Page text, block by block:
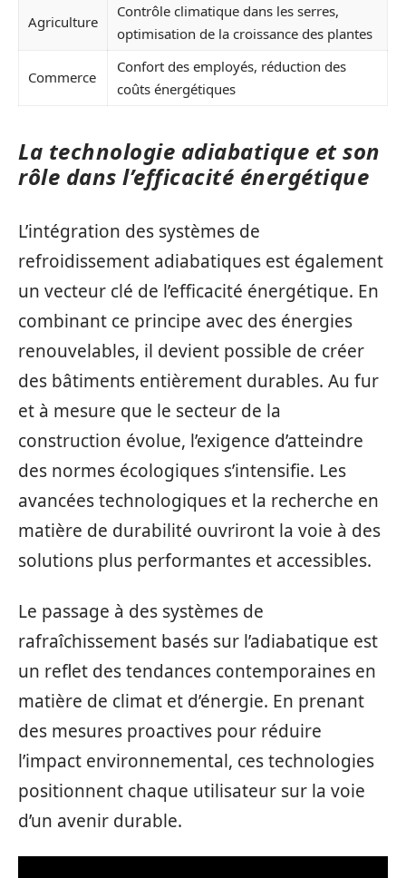
Agriculture
Contrôle climatique dans les serres,
optimisation de la croissance des plantes
Commerce
Confort des employés, réduction des
coûts énergétiques
La technologie adiabatique et son
rôle dans l’efficacité énergétique
L’intégration des systèmes de
refroidissement adiabatiques est également
un vecteur clé de l’efficacité énergétique. En
combinant ce principe avec des énergies
renouvelables, il devient possible de créer
des bâtiments entièrement durables. Au fur
et à mesure que le secteur de la
construction évolue, l’exigence d’atteindre
des normes écologiques s’intensifie. Les
avancées technologiques et la recherche en
matière de durabilité ouvriront la voie à des
solutions plus performantes et accessibles.
Le passage à des systèmes de
rafraîchissement basés sur l’adiabatique est
un reflet des tendances contemporaines en
matière de climat et d’énergie. En prenant
des mesures proactives pour réduire
l’impact environnemental, ces technologies
positionnent chaque utilisateur sur la voie
d’un avenir durable.